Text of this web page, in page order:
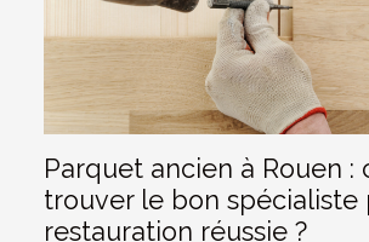
Parquet ancien à Rouen :
trouver le bon spécialiste
restauration réussie ?